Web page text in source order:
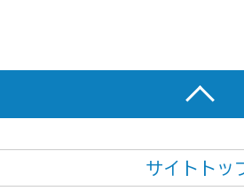
サイトトッ